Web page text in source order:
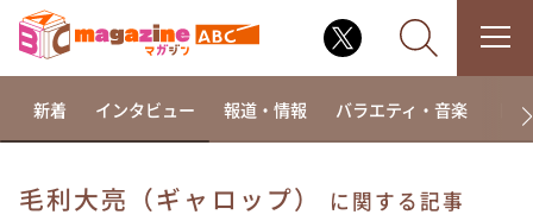
新着 インタビュー 報道・情報 バラエティ・音楽 ド
毛利大亮（ギャロップ） に関する記事